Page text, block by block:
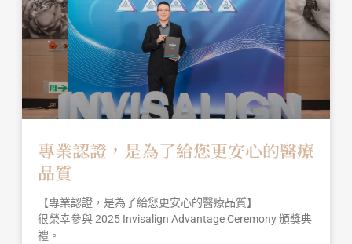
專業認證，是為了給您更安心的醫療
品質
【專業認證，是為了給您更安心的醫療品質】
很榮幸參與 2025 Invisalign Advantage Ceremony 頒獎典
禮。